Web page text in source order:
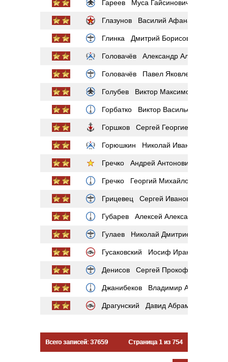
Гареев Муса Гайсинович
Глазунов Василий Афанасьевич
Глинка Дмитрий Борисович
Головачёв Александр Алексеевич
Головачёв Павел Яковлевич
Голубев Виктор Максимович
Горбатко Виктор Васильевич
Горшков Сергей Георгиевич
Горюшкин Николай Иванович
Гречко Андрей Антонович
Гречко Георгий Михайлович
Грицевец Сергей Иванович
Губарев Алексей Александрович
Гулаев Николай Дмитриевич
Гусаковский Иосиф Ираклиевич
Денисов Сергей Прокофьевич
Джанибеков Владимир
Драгунский Давид Абрамович
Всего записей: 37659 Страница 1 из 754